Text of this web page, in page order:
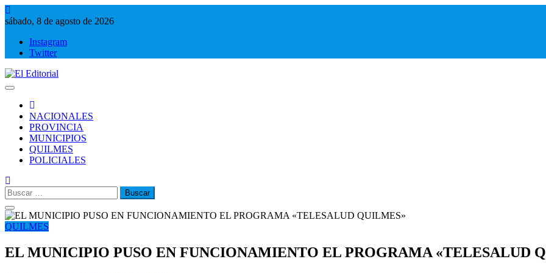
Saltar
al
sábado, 8 de agosto de 2026
Instagram
Twitter
NACIONALES
PROVINCIA
MUNICIPIOS
QUILMES
POLICIALES
Buscar:
QUILMES
EL MUNICIPIO PUSO EN FUNCIONAMIENTO EL PROGRAMA «TELESALUD